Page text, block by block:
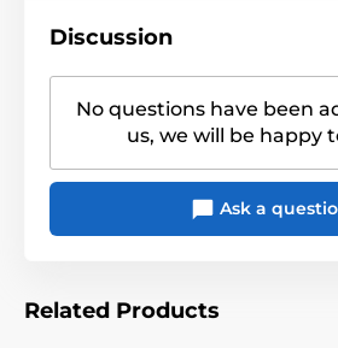
Discussion
No questions have been
us, we will be happy
Ask a
Related Products